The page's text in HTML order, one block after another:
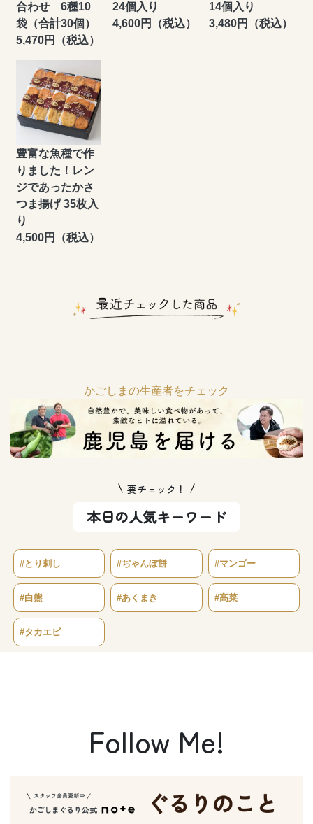
合わせ 6種10
袋（合計30個）
5,470円（税込）
24個入り
4,600円（税込）
14個入り
3,480円（税込）
豊富な魚種で作
りました！レン
ジであったかさ
つま揚げ 35枚入
り
4,500円（税込）
かごしまの生産者をチェック
要チェック！
本日の人気キーワード
#とり刺し #ぢゃんぼ餅 #マンゴー
#白熊 #あくまき #高菜
#タカエビ
Follow Me!